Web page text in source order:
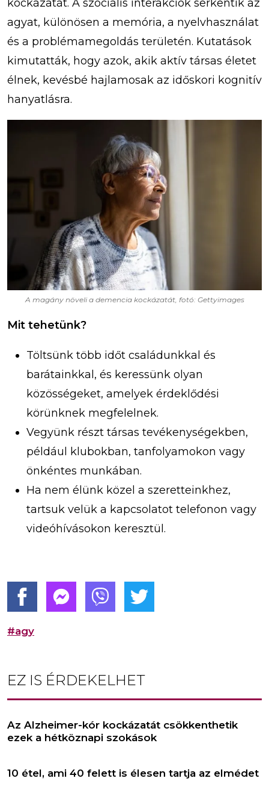
kockázatát. A szociális interakciók serkentik az
agyat, különösen a memória, a nyelvhasználat
és a problémamegoldás területén. Kutatások
kimutatták, hogy azok, akik aktív társas életet
élnek, kevésbé hajlamosak az időskori kognitív
hanyatlásra.
A magány növeli a demencia kockázatát, fotó: Gettyimages
Mit tehetünk?
Töltsünk több időt családunkkal és
barátainkkal, és keressünk olyan
közösségeket, amelyek érdeklődési
körünknek megfelelnek.
Vegyünk részt társas tevékenységekben,
például klubokban, tanfolyamokon vagy
önkéntes munkában.
Ha nem élünk közel a szeretteinkhez,
tartsuk velük a kapcsolatot telefonon vagy
videóhívásokon keresztül.
#agy
EZ IS ÉRDEKELHET
Az Alzheimer-kór kockázatát csökkenthetik
ezek a hétköznapi szokások
10 étel, ami 40 felett is élesen tartja az elmédet